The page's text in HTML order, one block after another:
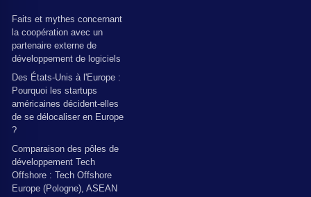
Faits et mythes concernant
la coopération avec un
partenaire externe de
développement de logiciels
Des États-Unis à l'Europe :
Pourquoi les startups
américaines décident-elles
de se délocaliser en Europe
?
Comparaison des pôles de
développement Tech
Offshore : Tech Offshore
Europe (Pologne), ASEAN